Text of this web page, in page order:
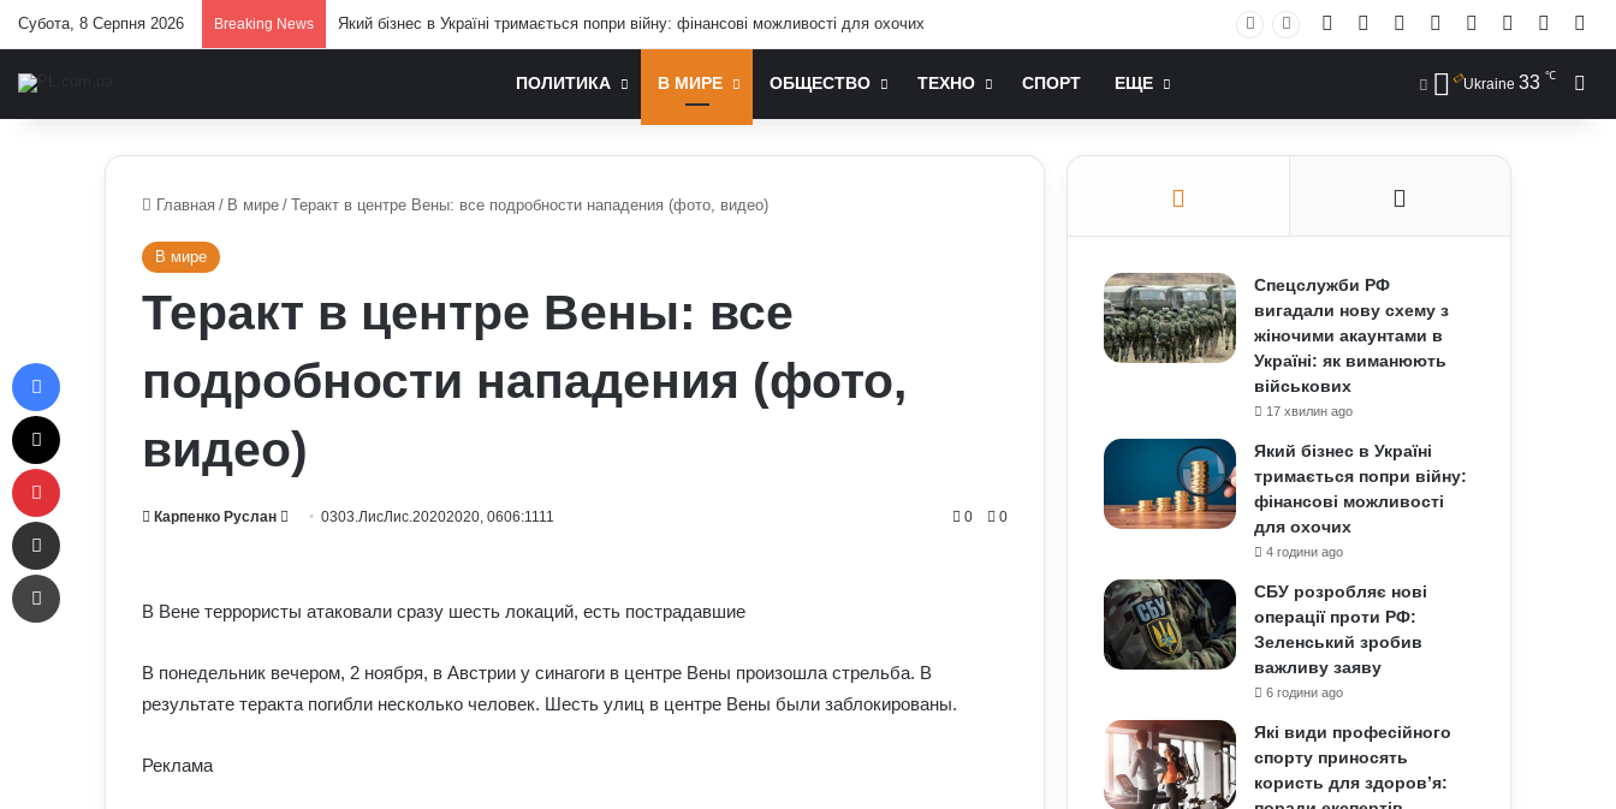
Субота, 8 Серпня 2026 Breaking News Який бізнес в Україні тримається попри війну: фінансові можливості для охочих Facebook YouTubeInstagram
RSS Log In
ПОЛИТИКА В МИРЕ ОБЩЕСТВО ТЕХНО СПОРТ ЕЩЕ Ukraine 33 ℃
Главная / В мире / Теракт в центре Вены: все подробности нападения (фото, видео)
В мире
Теракт в центре Вены: все
подробности нападения (фото,
видео)
Карпенко Руслан
Send0303.ЛисЛис.20202020, 0606:1111 0 0
В Вене террористы атаковали сразу шесть локаций, есть пострадавшие
В понедельник вечером, 2 ноября, в Австрии у синагоги в центре Вены произошла стрельба. В
результате теракта погибли несколько человек. Шесть улиц в центре Вены были заблокированы.
Реклама
Спецслужби РФ
вигадали нову схему з
жіночими акаунтами в
Україні: як виманюють
військових
17 хвилин ago
Який бізнес в Україні
тримається попри війну:
фінансові можливості
для охочих
4 години ago
СБУ розробляє нові
операції проти РФ:
Зеленський зробив
важливу заяву
6 години ago
Які види професійного
спорту приносять
користь для здоров’я: